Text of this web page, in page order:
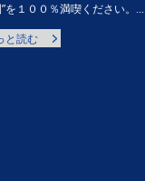
を１００％満喫ください。...
と読む